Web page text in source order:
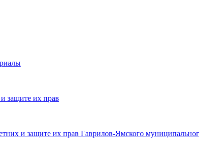
защите их прав
и защите их прав Гаврилов-Ямского